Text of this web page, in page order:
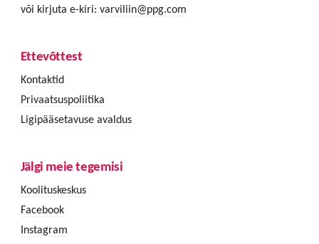
või kirjuta e-kiri: varviliin@ppg.com
Ettevõttest
Kontaktid
Privaatsuspoliitika
Ligipääsetavuse avaldus
Jälgi meie tegemisi
Koolituskeskus
Facebook
Instagram